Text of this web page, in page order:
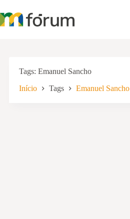
para
o
Tags Emanuel Sancho
Início Tags Emanuel Sancho